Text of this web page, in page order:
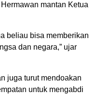
mantan Ketua
beliau bisa memberikan
dan negara,” ujar
juga turut mendoakan
untuk mengabdi